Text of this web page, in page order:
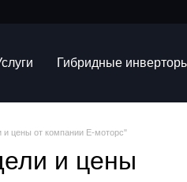
Гибридные
и цены от компании Е-моторс"
и цены